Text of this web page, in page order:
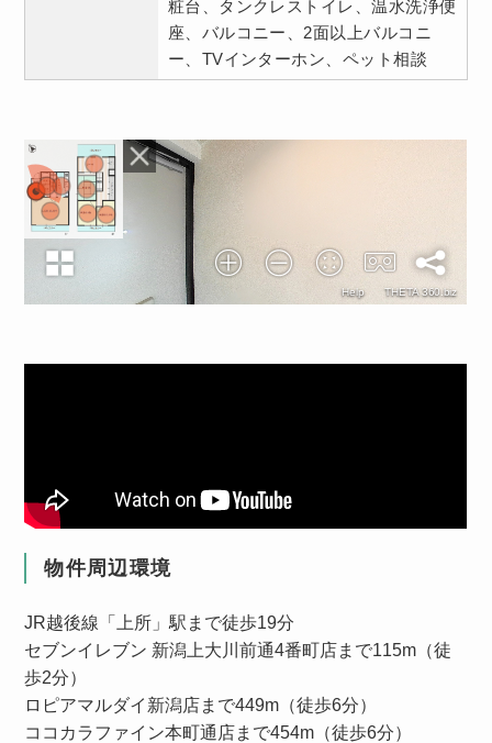
粧台、タンクレストイレ、温水洗浄便
座、バルコニー、2面以上バルコニ
ー、TVインターホン、ペット相談
物件周辺環境
JR越後線「上所」駅まで徒歩19分
セブンイレブン 新潟上大川前通4番町店まで115m（徒
歩2分）
ロピアマルダイ新潟店まで449m（徒歩6分）
ココカラファイン本町通店まで454m（徒歩6分）